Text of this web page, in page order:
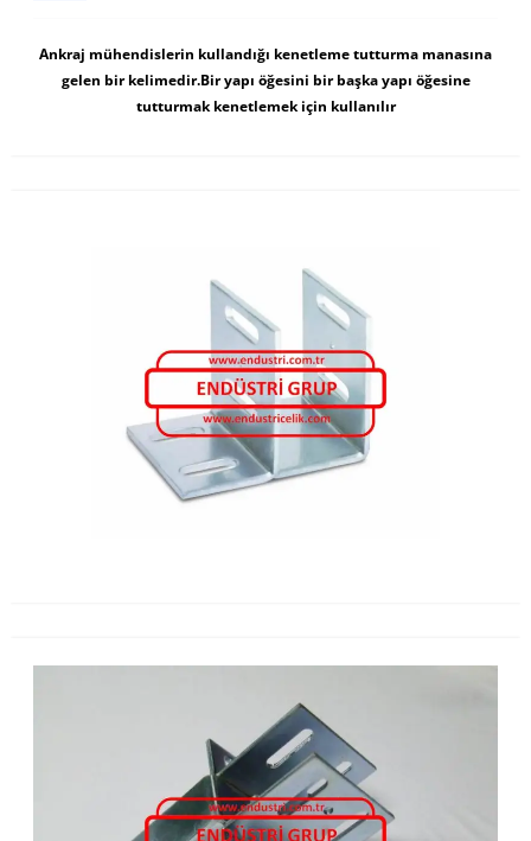
Ankraj mühendislerin kullandığı kenetleme tutturma manasına
gelen bir kelimedir.Bir yapı öğesini bir başka yapı öğesine
tutturmak kenetlemek için kullanılır